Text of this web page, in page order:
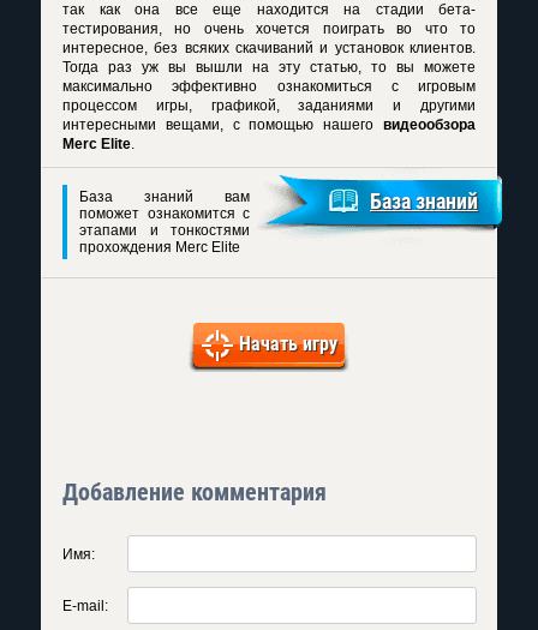
так как она все еще находится на стадии бета-
тестирования, но очень хочется поиграть во что то
интересное, без всяких скачиваний и установок клиентов.
Тогда раз уж вы вышли на эту статью, то вы можете
максимально эффективно ознакомиться с игровым
процессом игры, графикой, заданиями и другими
интересными вещами, с помощью нашего видеообзора
Merc Elite.
База знаний вам
поможет ознакомится с
этапами и тонкостями
прохождения Merc Elite
База знаний
Начать игру
Добавление комментария
Имя:
E-mail: